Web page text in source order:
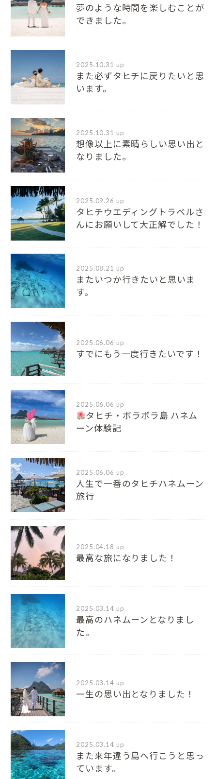
夢のような時間を楽しむことが
できました。
2025.10.31 up
また必ずタヒチに戻りたいと思
います。
2025.10.31 up
想像以上に素晴らしい思い出と
なりました。
2025.09.26 up
タヒチウエディングトラベルさ
んにお願いして大正解でした！
2025.08.21 up
またいつか行きたいと思いま
す。
2025.06.06 up
すでにもう一度行きたいです！
2025.06.06 up
タヒチ・ボラボラ島 ハネム
ーン体験記
2025.06.06 up
人生で一番のタヒチハネムーン
旅行
2025.04.18 up
最高な旅になりました！
2025.03.14 up
最高のハネムーンとなりまし
た。
2025.03.14 up
一生の思い出となりました！
2025.03.14 up
また来年違う島へ行こうと思っ
ています。